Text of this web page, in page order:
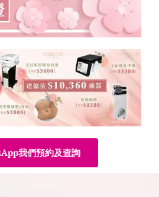
我們預約及查詢